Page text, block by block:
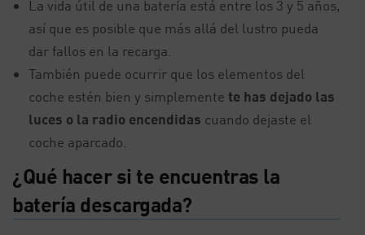
La vida útil de una batería está entre los 3 y 5 años,
así que es posible que más allá del lustro pueda
dar fallos en la recarga.
También puede ocurrir que los elementos del
coche estén bien y simplemente te has dejado las
luces o la radio encendidas cuando dejaste el
coche aparcado.
¿Qué hacer si te encuentras la
batería descargada?